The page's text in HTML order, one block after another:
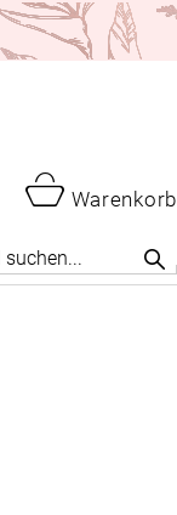
Warenkorb